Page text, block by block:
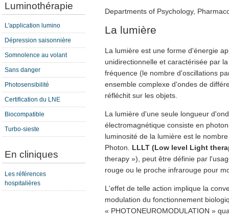
Luminothérapie
L'application lumino
Dépression saisonnière
Somnolence au volant
Sans danger
Photosensibilité
Certification du LNE
Biocompatible
Turbo-sieste
En cliniques
Les références
hospitalières
Departments of Psychology,
La lumière
La lumière est une forme d'énergie
unidirectionnelle et caractérisée par
fréquence (le nombre d'oscillations
ensemble complexe d'ondes de
réfléchit sur les objets.
La lumière d'une seule longueur
électromagnétique consiste en
luminosité de la lumière est le
Photon. LLLT (Low level Light
therapy »), peut être définie par
rouge ou le proche infrarouge pour
L'effet de telle action implique la
modulation du fonctionnement
« PHOTONEUROMODULATION »